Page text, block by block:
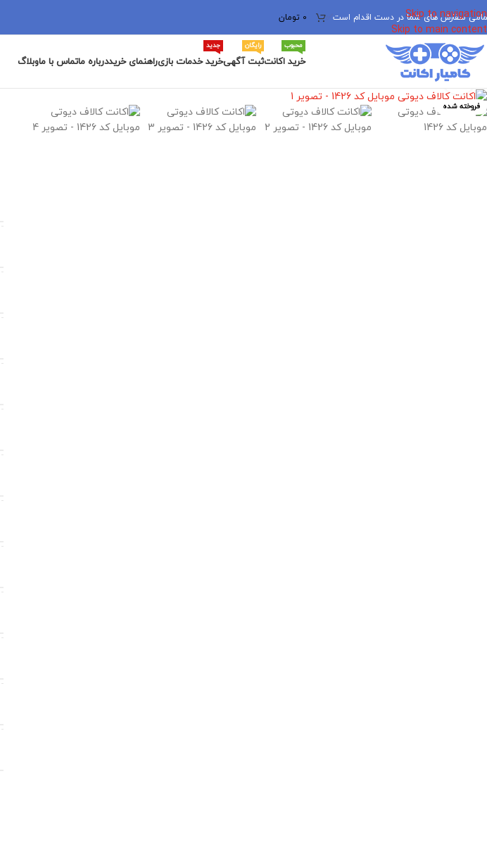
Skip to navigation
Skip to main content
سفارش های شما در دست اقدام است 0 تومان
خرید اکانت
محبوب
ثبت آگهی
رایگان
خرید خدمات بازی
جدید
راهنمای خریددرباره ماتماس با ماوبلاگ
فروخته شده
برای بزرگنمایی کلیک کنید